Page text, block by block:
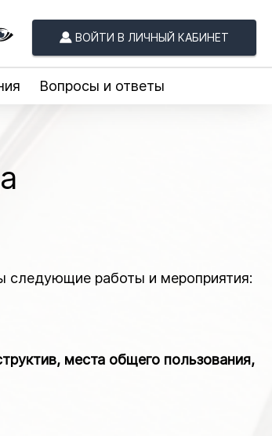
ВОЙТИ В ЛИЧНЫЙ КАБИНЕТ
Вопросы и ответы
следующие работы и мероприятия:
места общего пользования,